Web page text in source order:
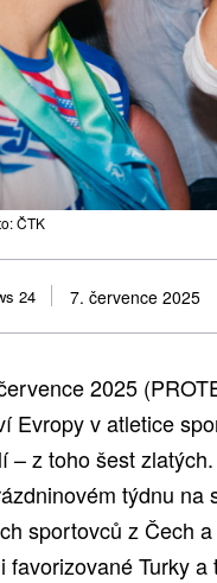
ČTK
24 7. července 2025
2025
Evropy v atletice
– z toho šest
týdnu na
sportovců z Čech
favorizované Turky